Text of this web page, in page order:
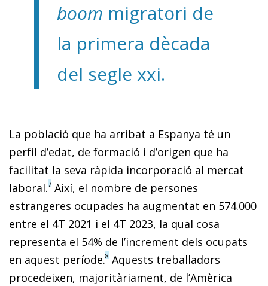
boom migratori de
la primera dècada
del segle xxi.
La població que ha arribat a Espanya té un
perfil d’edat, de formació i d’origen que ha
facilitat la seva ràpida incorporació al mercat
laboral.7 Així, el nombre de persones
estrangeres ocupades ha augmentat en 574.000
entre el 4T 2021 i el 4T 2023, la qual cosa
representa el 54% de l’increment dels ocupats
en aquest període.8 Aquests treballadors
procedeixen, majoritàriament, de l’Amèrica